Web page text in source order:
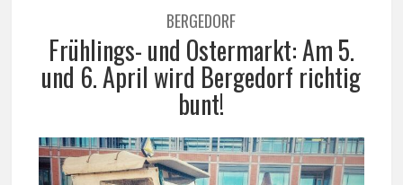
BERGEDORF
Frühlings- und Ostermarkt: Am 5.
und 6. April wird Bergedorf richtig
bunt!